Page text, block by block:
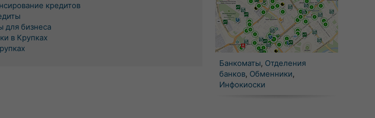
кредитов
для бизнеса
в Крупках
Банкоматы, Отделения
банков, Обменники,
Инфокиоски